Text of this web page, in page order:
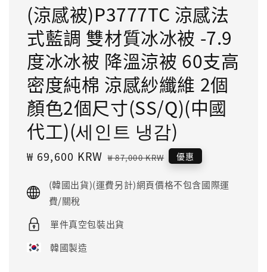
(涼感被)P3777TC 涼感法
式藍調 雙材質冰冰被 -7.9
度冰冰被 降溫涼被 60支高
密度純棉 涼感紗纖維 2個
顏色2個尺寸(SS/Q)(中國
代工)(세인트 냉감)
Sale
₩ 69,600 KRW Regular
₩ 87,000 KRW 優惠
(韓國出貨)(運費另計)網頁價格不包含國際運
費/關稅
單件真空包裝出貨
韓國製造